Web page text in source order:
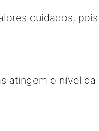
cuidados,
atingem o nível da